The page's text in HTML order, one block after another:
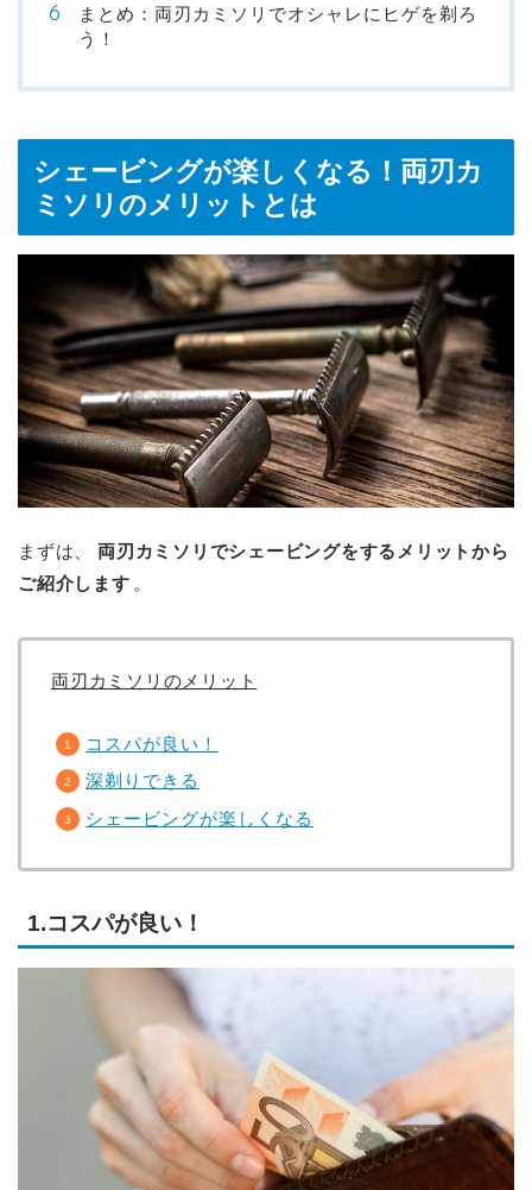
まとめ：両刃カミソリでオシャレにヒゲを剃ろ
う！
シェービングが楽しくなる！両刃カ
ミソリのメリットとは
まずは、
両刃カミソリでシェービングをするメリットから
ご紹介します 。
両刃カミソリのメリット
コスパが良い！
深剃りできる
シェービングが楽しくなる
1.コスパが良い！